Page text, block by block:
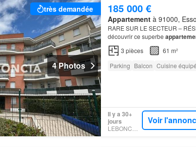
très demandée
4 Photos
185 000 €
Appartementà 91000,
RARE SUR LE SECTEUR –
découvrir ce superbe
résidence Entièrement vendu
3 pièces
61 m²
Parking Balcon Cuisine
Il y a 30+
jours
LEBONCOIN
Voir